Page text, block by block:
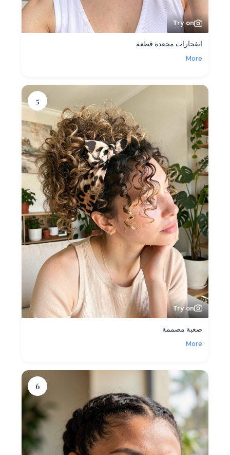
Try on
انفجارات مجعدة قطعة
More
5
Try on
صعبة مصممة
More
6